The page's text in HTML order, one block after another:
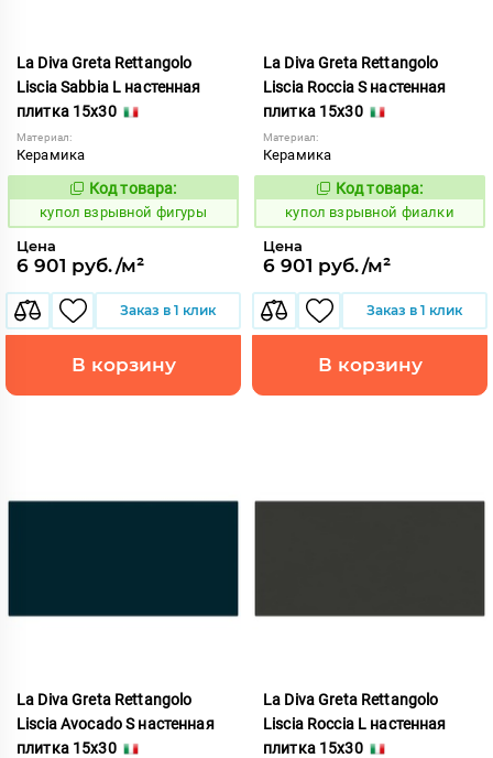
La Diva Greta Rettangolo
Liscia Sabbia L настенная
плитка 15x30
Материал:
Керамика
845615
Код товара:
купол взрывной фигуры
Цена
6 901 руб./м²
Заказ в 1 клик
В корзину
La Diva Greta Rettangolo
Liscia Roccia S настенная
плитка 15x30
Материал:
Керамика
845614
Код товара:
купол взрывной фиалки
Цена
6 901 руб./м²
Заказ в 1 клик
В корзину
La Diva Greta Rettangolo
Liscia Avocado S настенная
плитка 15x30
La Diva Greta Rettangolo
Liscia Roccia L настенная
плитка 15x30